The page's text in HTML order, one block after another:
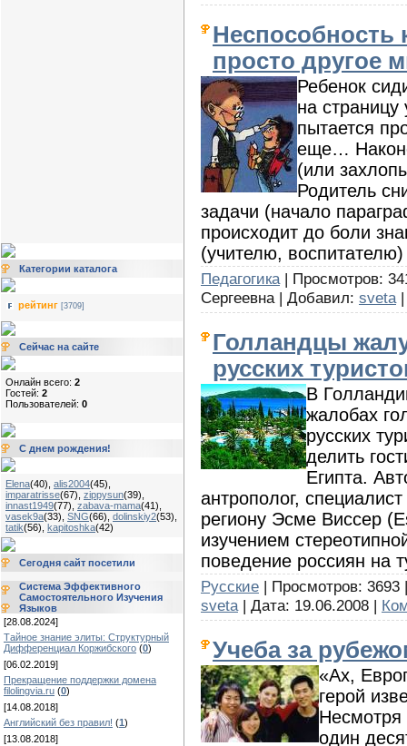
Категории каталога
рейтинг [3709]
Сейчас на сайте
Онлайн всего: 2
Гостей: 2
Пользователей: 0
С днем рождения!
Elena(40) alis2004(45)
imparatrisse(67) zippysun(39)
innast1949(77) zabava-mama(41)
vasek9a(33) SNG(66) dolinskiy2(53)
tatik(56) kapitoshka(42)
Сегодня сайт посетили
Система Эффективного
Самостоятельного Изучения
Языков
[28.08.2024]
Тайное знание элиты: Структурный
Дифференциал Коржибского (0)
[06.02.2019]
Прекращение поддержки домена
filolingvia.ru (0)
[14.08.2018]
Английский без правил! (1)
[13.08.2018]
Неспособность
просто другое
Ребенок
на страницу
пытается
еще…
(или
Родитель
задачи (начало
происходит до боли
(учителю,
Педагогика | Просмотров:
Сергеевна | Добавил: sveta
Голландцы
русских
В
жалобах
русских
делить
Египта.
антрополог,
региону Эсме Виссер
изучением
поведение россиян на
Русские | Просмотров:
sveta | Дата: 19.06.2008 |
Учеба за
«Ах,
герой
Несмотря
один